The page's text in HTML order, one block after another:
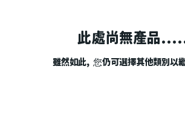
此處尚無產品
雖然如此，您仍可選擇其他類別以